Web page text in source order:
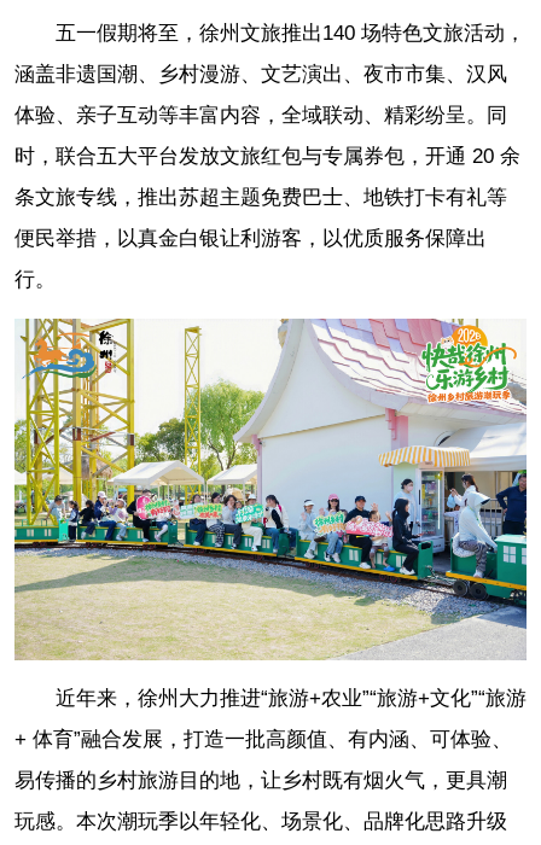
五一假期将至，徐州文旅推出140 场特色文旅活动，
涵盖非遗国潮、乡村漫游、文艺演出、夜市市集、汉风
体验、亲子互动等丰富内容，全域联动、精彩纷呈。同
时，联合五大平台发放文旅红包与专属券包，开通 20 余
条文旅专线，推出苏超主题免费巴士、地铁打卡有礼等
便民举措，以真金白银让利游客，以优质服务保障出
行。
近年来，徐州大力推进“旅游+农业”“旅游+文化”“旅游
+ 体育”融合发展，打造一批高颜值、有内涵、可体验、
易传播的乡村旅游目的地，让乡村既有烟火气，更具潮
玩感。本次潮玩季以年轻化、场景化、品牌化思路升级